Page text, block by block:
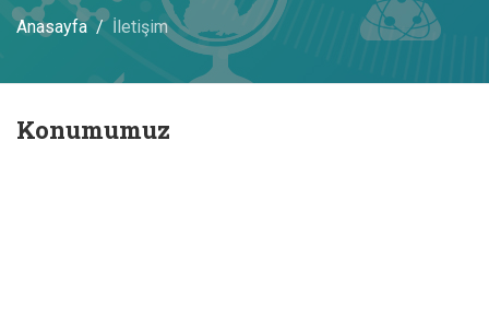
Anasayfa İletişim
Konumumuz